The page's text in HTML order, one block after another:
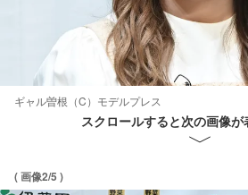
ギャル曽根（C）モデルプレス
スクロールすると次の画像
( 画像2/5 )